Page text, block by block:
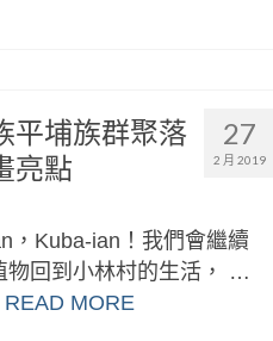
27
2 月 2019
平埔族群聚落
亮點
，Kuba-ian！我們會繼續
物回到小林村的生活， …
READ MORE